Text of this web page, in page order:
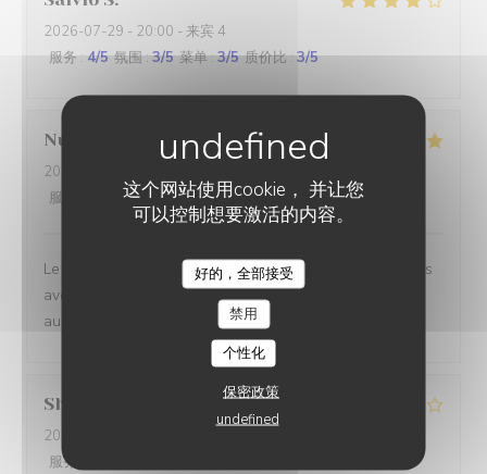
这个网站使用cookie， 并让您
可以控制想要激活的内容。
好的，全部接受
禁用
个性化
保密政策
undefined
2026-07-29 - 20:00 - 来宾 4
服务:4/5 氛围:3/5 菜单:3/5 质价比:3/5
Nutz
2026-07-31
服务
氛围 /5 菜单:4/5 质价比 /5
Le personnel est très sympathique et communicatif, nous
avons rapidement été servis et les plats sont toujours
aussi bons. On ne se lassera jamais de ces frites !
Shadi
2026-07-27
服务
STEAKHOUSE DISTRICT